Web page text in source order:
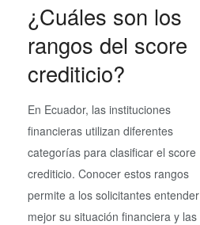
¿Cuáles son los
rangos del score
crediticio?
En Ecuador, las instituciones
financieras utilizan diferentes
categorías para clasificar el score
crediticio. Conocer estos rangos
permite a los solicitantes entender
mejor su situación financiera y las